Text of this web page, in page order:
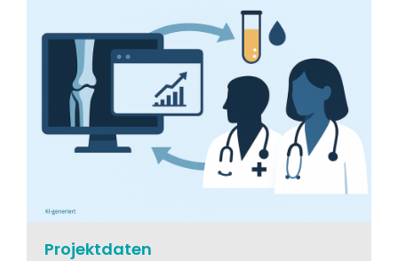
Projektdaten